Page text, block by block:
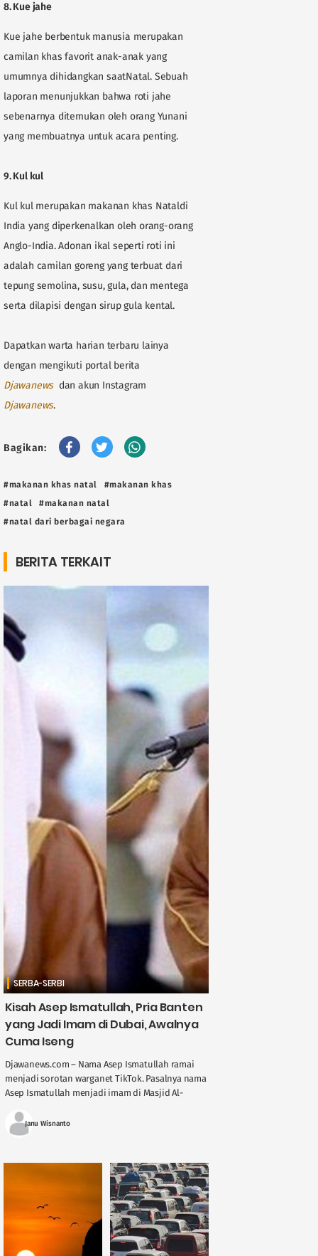
8. Kue jahe
Kue jahe berbentuk manusia merupakan
camilan khas favorit anak-anak yang
umumnya dihidangkan saatNatal. Sebuah
laporan menunjukkan bahwa roti jahe
sebenarnya ditemukan oleh orang Yunani
yang membuatnya untuk acara penting.
9. Kul kul
Kul kul merupakan makanan khas Nataldi
India yang diperkenalkan oleh orang-orang
Anglo-India. Adonan ikal seperti roti ini
adalah camilan goreng yang terbuat dari
tepung semolina, susu, gula, dan mentega
serta dilapisi dengan sirup gula kental.
Dapatkan warta harian terbaru lainya
dengan mengikuti portal berita
Djawanewsdan akun Instagram
Djawanews.
Bagikan:
#makanan khas natal
#makanan khas
#natal
#makanan natal
#natal dari berbagai negara
BERITA TERKAIT
SERBA-SERBI
Kisah Asep Ismatullah, Pria Banten
yang Jadi Imam di Dubai, Awalnya
Cuma Iseng
Djawanews.com – Nama Asep Ismatullah ramai
menjadi sorotan warganet TikTok. Pasalnya nama
Asep Ismatullah menjadi imam di Masjid Al-
asal Lebak ....
Janu Wisnanto